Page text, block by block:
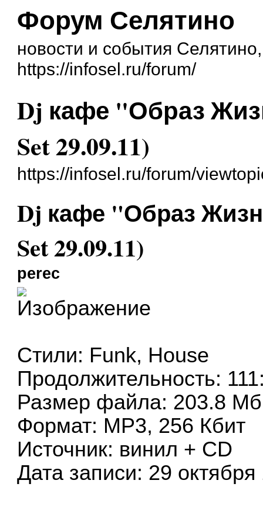
Форум Селятино
новости и события
https://infosel.ru/forum/
Dj кафе "Образ
Set 29.09.11)
https://infosel.ru/forum/
Dj кафе "Образ
Set 29.09.11)
perec
Стили: Funk, House
Продолжительность:
Размер файла: 203.8 Мб
Формат: MP3, 256 Кбит
Источник: винил + CD
Дата записи: 29 октября